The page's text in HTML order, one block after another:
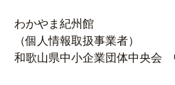
わかやま紀州館
（個人情報取扱事業者）
和歌山県中小企業団体中央